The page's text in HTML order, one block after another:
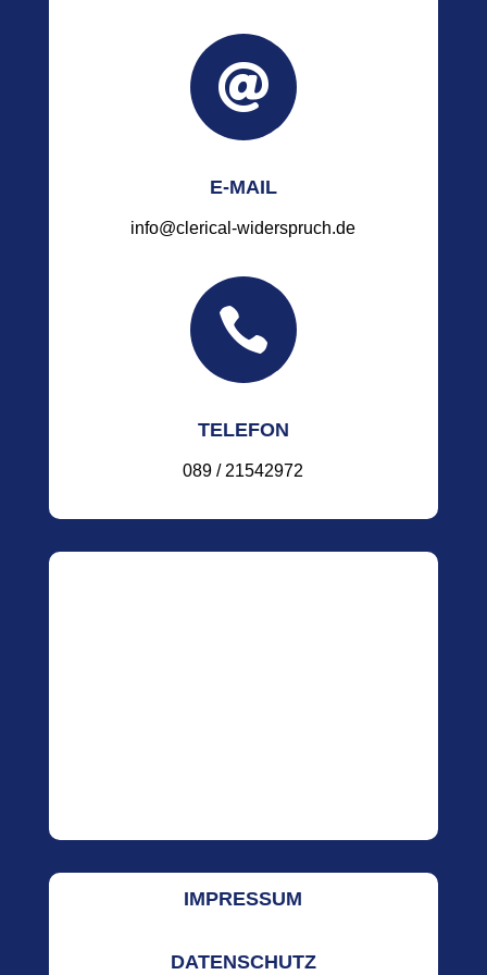

E-MAIL
info@clerical-widerspruch.de

TELEFON
089 / 21542972
IMPRESSUM
DATENSCHUTZ